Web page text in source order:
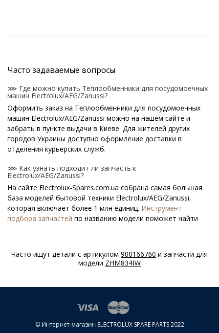
Часто задаваемые вопросы
⋙ Где можно купить Теплообменники для посудомоечных
машин Electrolux/AEG/Zanussi?
Оформить заказ на Теплообменники для посудомоечных
машин Electrolux/AEG/Zanussi можно на нашем сайте и
забрать в пункте выдачи в Киеве. Для жителей других
городов Украины доступно оформление доставки в
отделения курьерских служб.
⋙ Как узнать подходит ли запчасть к
Electrolux/AEG/Zanussi?
На сайте Electrolux-Spares.com.ua собрана самая большая
база моделей бытовой техники Electrolux/AEG/Zanussi,
которая включает более 1 млн единиц. Инструмент
подбора запчастей по названию модели поможет найти
Специальная наклейка производителя с названием модели
⋙ Сколько стоит Теплообменники для посудомоечных
машин Electrolux/AEG/Zanussi?
Теплообменники для посудомоечных машин
Часто ищут детали с артикулом 900166760 и запчасти для
модели ZHM834IW
© Интернет-магазин ELECTROLUX SPARE PARTS 2022